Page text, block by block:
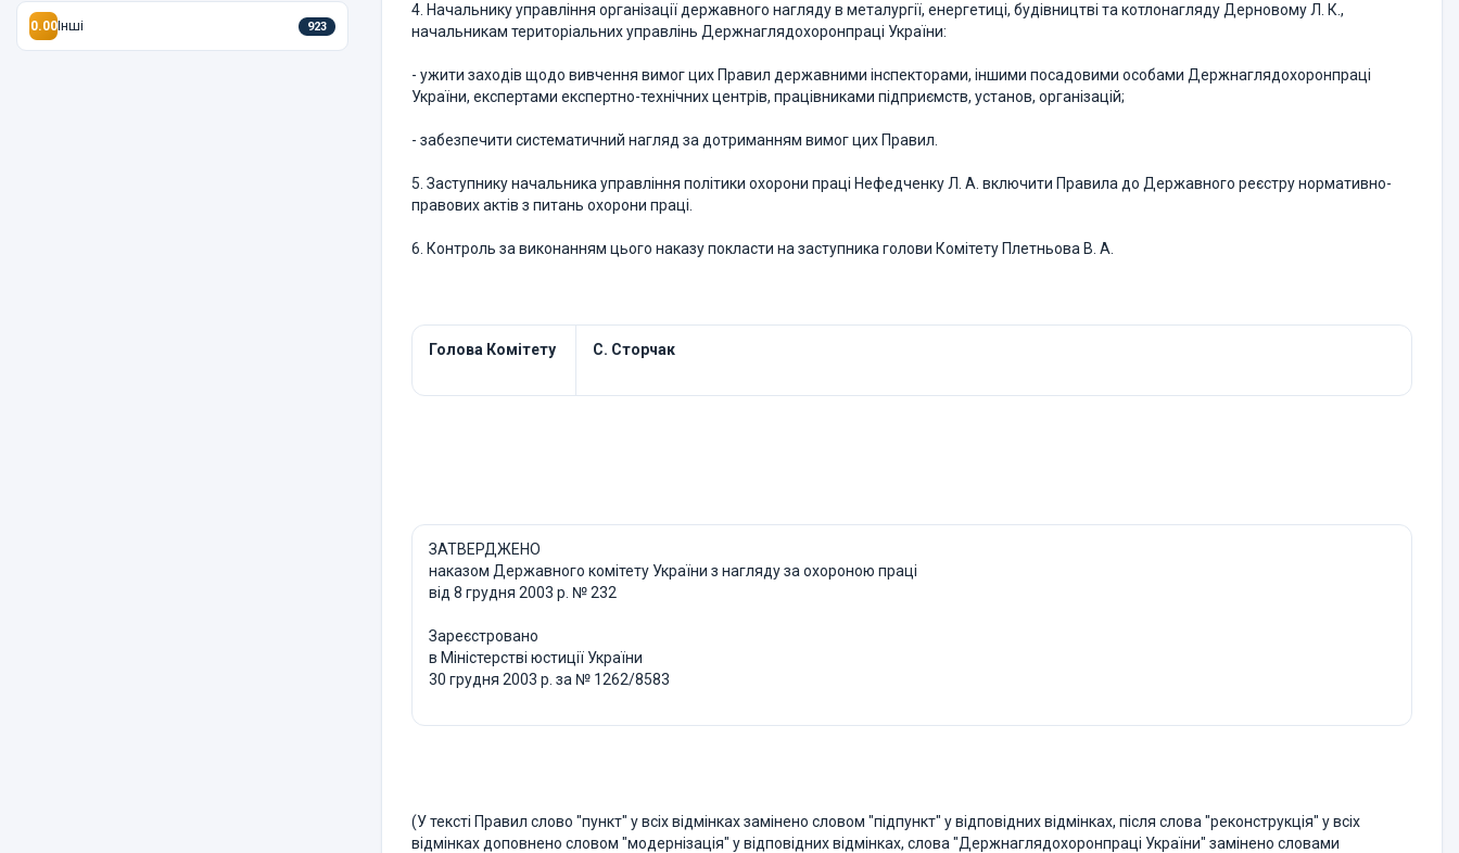
0.00Інші 923
4. Начальнику управління організації державного нагляду в металургії, енергетиці, будівництві та котлонагляду Дерновому Л. К.,
начальникам територіальних управлінь Держнаглядохоронпраці України:
- ужити заходів щодо вивчення вимог цих Правил державними інспекторами, іншими посадовими особами Держнаглядохоронпраці
України, експертами експертно-технічних центрів, працівниками підприємств, установ, організацій;
- забезпечити систематичний нагляд за дотриманням вимог цих Правил.
5. Заступнику начальника управління політики охорони праці Нефедченку Л. А. включити Правила до Державного реєстру нормативно-
правових актів з питань охорони праці.
6. Контроль за виконанням цього наказу покласти на заступника голови Комітету Плетньова В. А.
Голова Комітету С. Сторчак
ЗАТВЕРДЖЕНО
наказом Державного комітету України з нагляду за охороною праці
від 8 грудня 2003 р. № 232
Зареєстровано
в Міністерстві юстиції України
30 грудня 2003 р. за № 1262/8583
(У тексті Правил слово "пункт" у всіх відмінках замінено словом "підпункт" у відповідних відмінках, після слова "реконструкція" у всіх
відмінках доповнено словом "модернізація" у відповідних відмінках, слова "Держнаглядохоронпраці України" замінено словами